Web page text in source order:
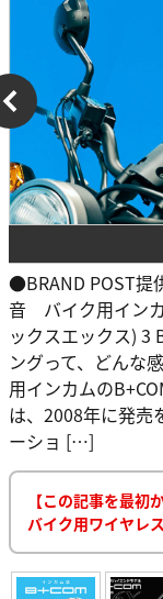
●BRAND POST提
音 バイク用インカ
ックスエックス) 3
ングって、どんな
用インカムの
は、2008年に発売
ーショ […]
【この記事を最初
バイク用ワイヤレ